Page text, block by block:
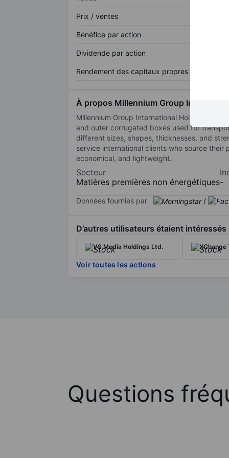
Prix / ventes
Bénéfice par action
Dividende par action
Rendement des capitaux propres
À propos Millennium Group
Millennium Group International Holdings
and outer corrugated boxes used for
different sizes, shapes, thicknesses, and
service international clients who source
economical, and lightweight.
Secteur
Matières premières non énergétiques-
Données fournies par /
D’autres utilisateurs étaient intéressés
VS Media Holdings Ltd. XChange
Voir toutes les actions
Questions